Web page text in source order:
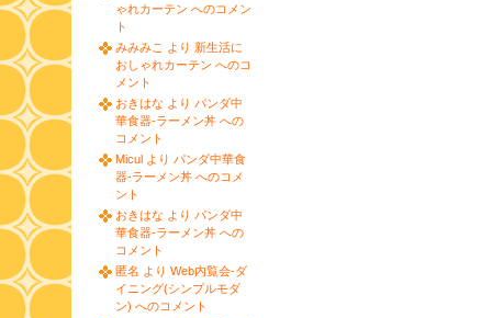
ゃれカーテン へのコメン
ト
みみみこ より 新生活に
おしゃれカーテン へのコ
メント
おきはな より パンダ中
華食器-ラーメン丼 への
コメント
Micul より パンダ中華食
器-ラーメン丼 へのコメ
ント
おきはな より パンダ中
華食器-ラーメン丼 への
コメント
匿名 より Web内覧会-ダ
イニング(シンプルモダ
ン) へのコメント